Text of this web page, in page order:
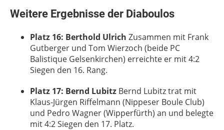
Weitere Ergebnisse der Diaboulos
Platz 16: Berthold Ulrich Zusammen mit Frank
Gutberger und Tom Wierzoch (beide PC
Balistique Gelsenkirchen) erreichte er mit 4:2
Siegen den 16. Rang.
Platz 17: Bernd Lubitz Bernd Lubitz trat mit
Klaus-Jürgen Riffelmann (Nippeser Boule Club)
und Pedro Wagner (Wipperfürth) an und belegte
mit 4:2 Siegen den 17. Platz.